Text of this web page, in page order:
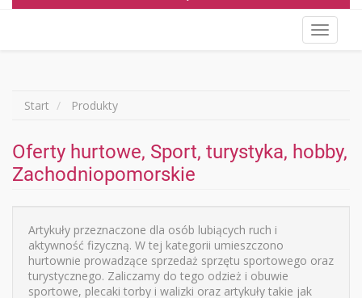
menu
Start Produkty
Oferty hurtowe, Sport, turystyka, hobby,
Zachodniopomorskie
Artykuły przeznaczone dla osób lubiących ruch i
aktywność fizyczną. W tej kategorii umieszczono
hurtownie prowadzące sprzedaż sprzętu sportowego oraz
turystycznego. Zaliczamy do tego odzież i obuwie
sportowe, plecaki torby i walizki oraz artykuły takie jak